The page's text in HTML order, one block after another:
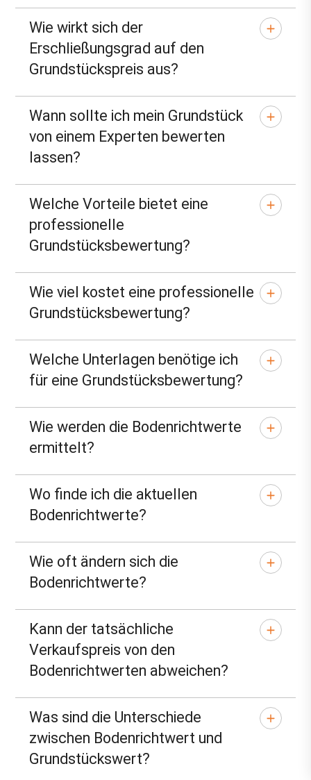
Wie wirkt sich der
Erschließungsgrad auf den
Grundstückspreis aus?
Wann sollte ich mein Grundstück
von einem Experten bewerten
lassen?
Welche Vorteile bietet eine
professionelle
Grundstücksbewertung?
Wie viel kostet eine professionelle
Grundstücksbewertung?
Welche Unterlagen benötige ich
für eine Grundstücksbewertung?
Wie werden die Bodenrichtwerte
ermittelt?
Wo finde ich die aktuellen
Bodenrichtwerte?
Wie oft ändern sich die
Bodenrichtwerte?
Kann der tatsächliche
Verkaufspreis von den
Bodenrichtwerten abweichen?
Was sind die Unterschiede
zwischen Bodenrichtwert und
Grundstückswert?